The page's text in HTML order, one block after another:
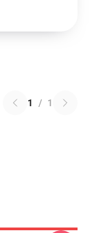
1 / 1